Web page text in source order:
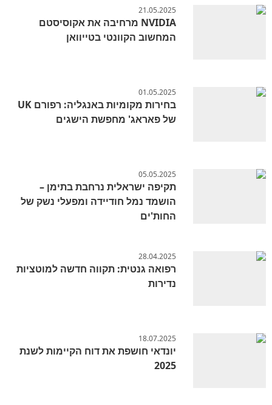
21.05.2025
NVIDIA מרחיבה את אקוסיסטם
המחשוב הקוונטי בטייוואן
01.05.2025
בחירות מקומיות באנגליה: רפורם UK
של פאראג' מחפשת הישגים
05.05.2025
תקיפה ישראלית נרחבת בתימן –
הושמד נמל חודיידה ומפעלי נשק של
החות'ים
28.04.2025
רפואה גנטית: תקווה חדשה למוטציות
נדירות
18.07.2025
יונדאי חושפת את דוח הקיימות לשנת
2025